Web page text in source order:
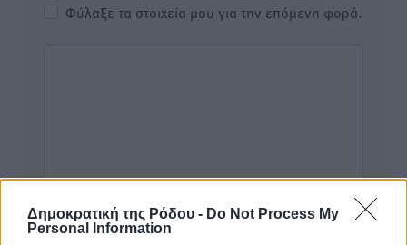
Δημοκρατική της Ρόδου - Do Not Process My
Personal Information
Φύλαξε τα στοιχεία μου για την επόμενη φορά.